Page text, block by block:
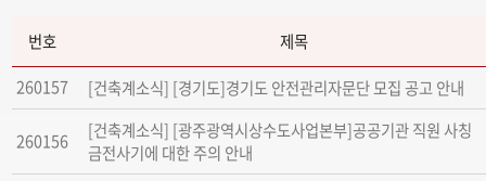
번호
제목
260157
[건축계소식] [경기도]경기도 안전관리자문단 모집 공고 안내
260156
[건축계소식] [광주광역시상수도사업본부]공공기관 직원 사칭
금전사기에 대한 주의 안내